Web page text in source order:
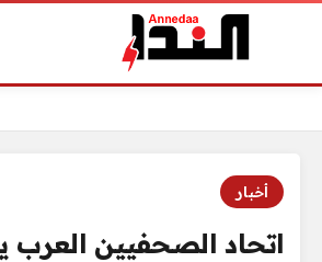
أخبار
اتحاد الصحفيين العرب